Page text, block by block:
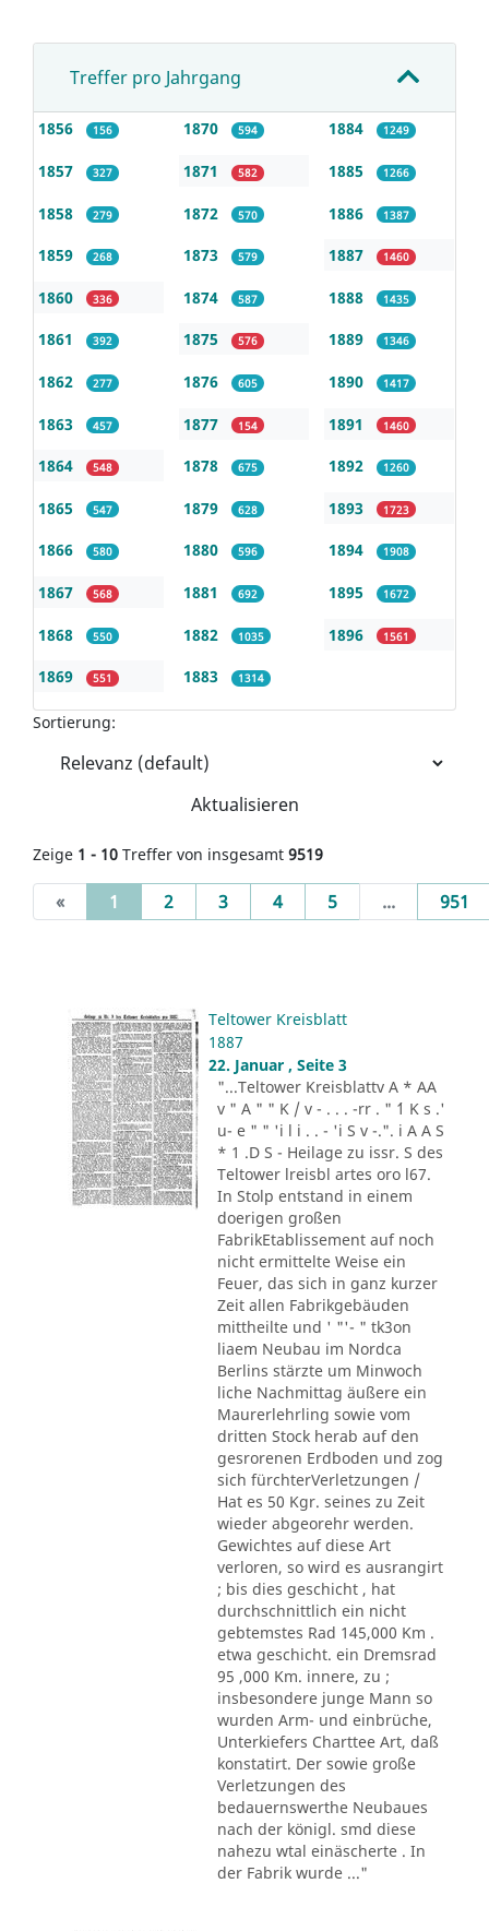
Treffer pro Jahrgang
1856 156
1857 327
1858 279
1859 268
1860 336
1861 392
1862 277
1863 457
1864 548
1865 547
1866 580
1867 568
1868 550
1869 551
1870 594
1871 582
1872 570
1873 579
1874 587
1875 576
1876 605
1877 154
1878 675
1879 628
1880 596
1881 692
1882 1035
1883 1314
1884 1249
1885 1266
1886 1387
1887 1460
1888 1435
1889 1346
1890 1417
1891 1460
1892 1260
1893 1723
1894 1908
1895 1672
1896 1561
Sortierung:
Aktualisieren
Zeige 1 - 10 Treffer von insgesamt 9519
« 1 (current)
2 3 4 5 ... 951
Teltower Kreisblatt
1887
22. Januar , Seite 3
"...Teltower Kreisblattv A * AA
v " A " " K / v - . . . -rr . " ´1 K s .'
u- e " " 'i l i . . - 'i S v -.". i A A S
* 1 .D S - Heilage zu issr. S des
Teltower lreisbl artes oro l67.
In Stolp entstand in einem
doerigen großen
FabrikEtablissement auf noch
nicht ermittelte Weise ein
Feuer, das sich in ganz kurzer
Zeit allen Fabrikgebäuden
mittheilte und ' "'- " tk3on
liaem Neubau im Nordca
Berlins stärzte um Minwoch
liche Nachmittag äußere ein
Maurerlehrling sowie vom
dritten Stock herab auf den
gesrorenen Erdboden und zog
sich fürchterVerletzungen /
Hat es 50 Kgr. seines zu Zeit
wieder abgeorehr werden.
Gewichtes auf diese Art
verloren, so wird es ausrangirt
; bis dies geschicht , hat
durchschnittlich ein nicht
gebtemstes Rad 145,000 Km .
etwa geschicht. ein Dremsrad
95 ,000 Km. innere, zu ;
insbesondere junge Mann so
wurden Arm- und einbrüche,
Unterkiefers Charttee Art, daß
konstatirt. Der sowie große
Verletzungen des
bedauernswerthe Neubaues
nach der königl. smd diese
nahezu wtal einäscherte . In
der Fabrik wurde ..."